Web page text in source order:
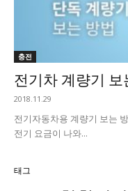
충전
전기차 계량기 보
2018.11.29
전기자동차용 계량기 보는
전기 요금이 나와...
태그